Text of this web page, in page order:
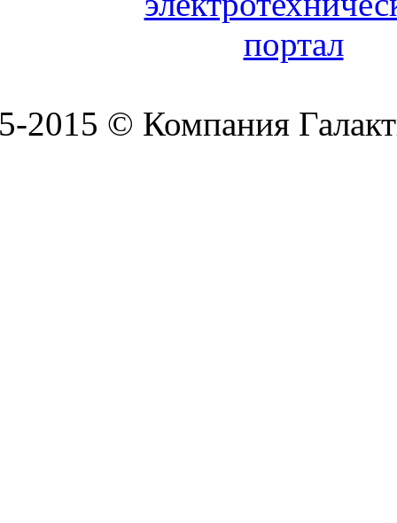
2015 © Компания